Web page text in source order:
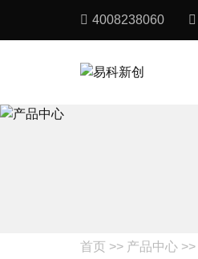
4008238060
首页 >> 产品中心 >>